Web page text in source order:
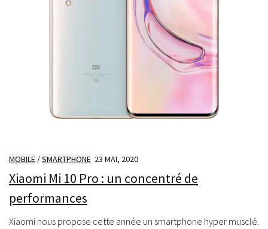
MOBILE /SMARTPHONE 23 MAI, 2020
Xiaomi Mi 10 Pro : un concentré de
performances
Xiaomi nous propose cette année un smartphone hyper musclé.